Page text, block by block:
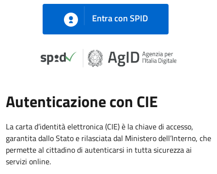
Entra con SPID
Autenticazione con CIE
La carta d’identità elettronica (CIE) è la chiave di accesso,
garantita dallo Stato e rilasciata dal Ministero dell’Interno, che
permette al cittadino di autenticarsi in tutta sicurezza ai
servizi online.